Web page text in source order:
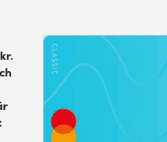
kr
Mastercard →
Classic
Classic
med Google